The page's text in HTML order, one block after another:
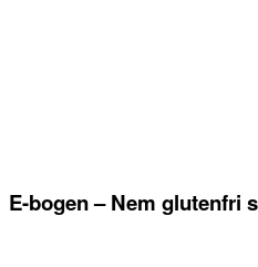
E-bogen – Nem glutenfri